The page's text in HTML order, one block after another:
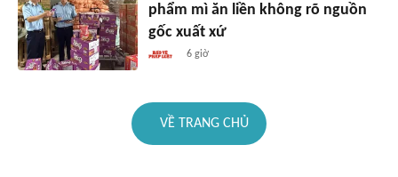
phẩm mì ăn liền không rõ nguồn
gốc xuất xứ
6 giờ
VỀ TRANG CHỦ